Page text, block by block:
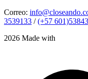
Correo:
3539133 /(+57
2026 Made with